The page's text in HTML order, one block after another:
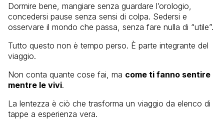
Dormire bene, mangiare senza guardare l’orologio,
concedersi pause senza sensi di colpa. Sedersi e
osservare il mondo che passa, senza fare nulla di “utile”.
Tutto questo non è tempo perso. È parte integrante del
viaggio.
Non conta quante cose fai, ma come ti fanno sentire
mentre le vivi.
La lentezza è ciò che trasforma un viaggio da elenco di
tappe a esperienza vera.